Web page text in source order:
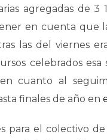
agregadas de
en cuenta que
las del viernes
celebrados
cuanto al
finales de año en
para el colectivo